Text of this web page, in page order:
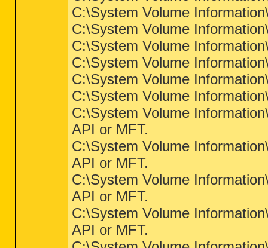
C:\System Volume
C:\System Volume
C:\System Volume
C:\System Volume
C:\System Volume
C:\System Volume
C:\System Volume
API or MFT.
C:\System Volume
API or MFT.
C:\System Volume
API or MFT.
C:\System Volume
API or MFT.